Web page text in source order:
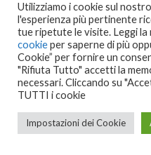
Seguici su:
Copyright © 2023Portalclub
Utilizziamo i cookie sul
l'esperienza più pertinente
tue ripetute le visite. Leggi la
cookieper saperne di più
Cookie” per fornire un
"Rifiuta Tutto" accetti la
necessari. Cliccando su
TUTTI i cookie
Impostazioni dei Cookie